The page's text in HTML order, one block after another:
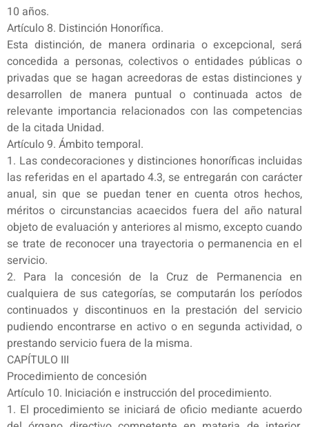
10 años.
Artículo 8. Distinción Honorífica.
Esta distinción, de manera ordinaria o excepcional, será
concedida a personas, colectivos o entidades públicas o
privadas que se hagan acreedoras de estas distinciones y
desarrollen de manera puntual o continuada actos de
relevante importancia relacionados con las competencias
de la citada Unidad.
Artículo 9. Ámbito temporal.
1. Las condecoraciones y distinciones honoríficas incluidas
las referidas en el apartado 4.3, se entregarán con carácter
anual, sin que se puedan tener en cuenta otros hechos,
méritos o circunstancias acaecidos fuera del año natural
objeto de evaluación y anteriores al mismo, excepto cuando
se trate de reconocer una trayectoria o permanencia en el
servicio.
2. Para la concesión de la Cruz de Permanencia en
cualquiera de sus categorías, se computarán los períodos
continuados y discontinuos en la prestación del servicio
pudiendo encontrarse en activo o en segunda actividad, o
prestando servicio fuera de la misma.
CAPÍTULO III
Procedimiento de concesión
Artículo 10. Iniciación e instrucción del procedimiento.
1. El procedimiento se iniciará de oficio mediante acuerdo